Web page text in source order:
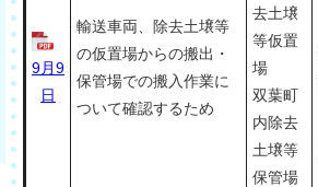
9月9
日
輸送車両、除去土壌等
の仮置場からの搬出・
保管場での搬入作業に
ついて確認するため
去土壌
等仮置
場
双葉町
内除去
土壌等
保管場